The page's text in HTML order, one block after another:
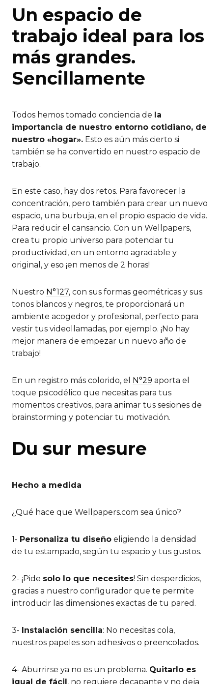
Un espacio de
trabajo ideal para los
más grandes.
Sencillamente
Todos hemos tomado conciencia de la
importancia de nuestro entorno cotidiano, de
nuestro «hogar». Esto es aún más cierto si
también se ha convertido en nuestro espacio de
trabajo.
En este caso, hay dos retos. Para favorecer la
concentración, pero también para crear un nuevo
espacio, una burbuja, en el propio espacio de vida.
Para reducir el cansancio. Con un Wellpapers,
crea tu propio universo para potenciar tu
productividad, en un entorno agradable y
original, y eso ¡en menos de 2 horas!
Nuestro N°127, con sus formas geométricas y sus
tonos blancos y negros, te proporcionará un
ambiente acogedor y profesional, perfecto para
vestir tus videollamadas, por ejemplo. ¡No hay
mejor manera de empezar un nuevo año de
trabajo!
En un registro más colorido, el N°29 aporta el
toque psicodélico que necesitas para tus
momentos creativos, para animar tus sesiones de
brainstorming y potenciar tu motivación.
Du sur mesure
Hecho a medida
¿Qué hace que Wellpapers.com sea único?
1- Personaliza tu diseño eligiendo la densidad
de tu estampado, según tu espacio y tus gustos.
2- ¡Pide solo lo que necesites! Sin desperdicios,
gracias a nuestro configurador que te permite
introducir las dimensiones exactas de tu pared.
3- Instalación sencilla: No necesitas cola,
nuestros papeles son adhesivos o preencolados.
4- Aburrirse ya no es un problema. Quitarlo es
igual de fácil, no requiere decapante y no deja